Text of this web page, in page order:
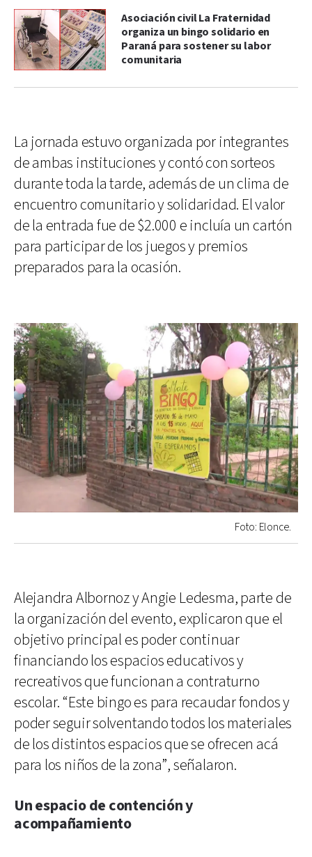
Asociación civil La Fraternidad
organiza un bingo solidario en
Paraná para sostener su labor
comunitaria
La jornada estuvo organizada por integrantes
de ambas instituciones y contó con sorteos
durante toda la tarde, además de un clima de
encuentro comunitario y solidaridad. El valor
de la entrada fue de $2.000 e incluía un cartón
para participar de los juegos y premios
preparados para la ocasión.
Foto: Elonce.
Alejandra Albornoz y Angie Ledesma, parte de
la organización del evento, explicaron que el
objetivo principal es poder continuar
financiando los espacios educativos y
recreativos que funcionan a contraturno
escolar. “Este bingo es para recaudar fondos y
poder seguir solventando todos los materiales
de los distintos espacios que se ofrecen acá
para los niños de la zona”, señalaron.
Un espacio de contención y
acompañamiento